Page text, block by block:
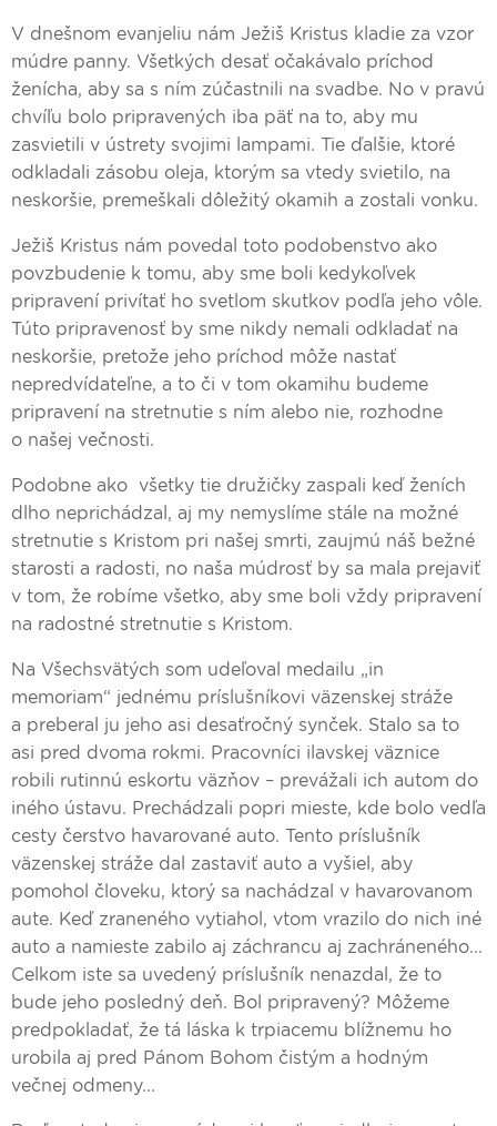
V dnešnom evanjeliu nám Ježiš Kristus kladie za vzor
múdre panny. Všetkých desať očakávalo príchod
ženícha, aby sa s ním zúčastnili na svadbe. No v pravú
chvíľu bolo pripravených iba päť na to, aby mu
zasvietili v ústrety svojimi lampami. Tie ďalšie, ktoré
odkladali zásobu oleja, ktorým sa vtedy svietilo, na
neskoršie, premeškali dôležitý okamih a zostali vonku.
Ježiš Kristus nám povedal toto podobenstvo ako
povzbudenie k tomu, aby sme boli kedykoľvek
pripravení privítať ho svetlom skutkov podľa jeho vôle.
Túto pripravenosť by sme nikdy nemali odkladať na
neskoršie, pretože jeho príchod môže nastať
nepredvídateľne, a to či v tom okamihu budeme
pripravení na stretnutie s ním alebo nie, rozhodne
o našej večnosti.
Podobne ako všetky tie družičky zaspali keď ženích
dlho neprichádzal, aj my nemyslíme stále na možné
stretnutie s Kristom pri našej smrti, zaujmú náš bežné
starosti a radosti, no naša múdrosť by sa mala prejaviť
v tom, že robíme všetko, aby sme boli vždy pripravení
na radostné stretnutie s Kristom.
Na Všechsvätých som udeľoval medailu „in
memoriam“ jednému príslušníkovi väzenskej stráže
a preberal ju jeho asi desaťročný synček. Stalo sa to
asi pred dvoma rokmi. Pracovníci ilavskej väznice
robili rutinnú eskortu väzňov – prevážali ich autom do
iného ústavu. Prechádzali popri mieste, kde bolo vedľa
cesty čerstvo havarované auto. Tento príslušník
väzenskej stráže dal zastaviť auto a vyšiel, aby
pomohol človeku, ktorý sa nachádzal v havarovanom
aute. Keď zraneného vytiahol, vtom vrazilo do nich iné
auto a namieste zabilo aj záchrancu aj zachráneného...
Celkom iste sa uvedený príslušník nenazdal, že to
bude jeho posledný deň. Bol pripravený? Môžeme
predpokladať, že tá láska k trpiacemu blížnemu ho
urobila aj pred Pánom Bohom čistým a hodným
večnej odmeny...